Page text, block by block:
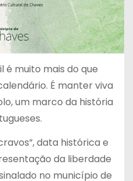
é muito mais do que
É manter viva
um marco da história
data histórica e
da liberdade
no município de